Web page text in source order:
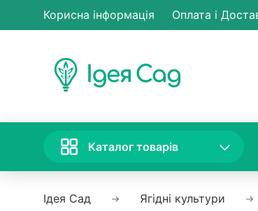
Корисна інформація Оплата і
Каталог товарів
Ідея Сад Ягідні культури